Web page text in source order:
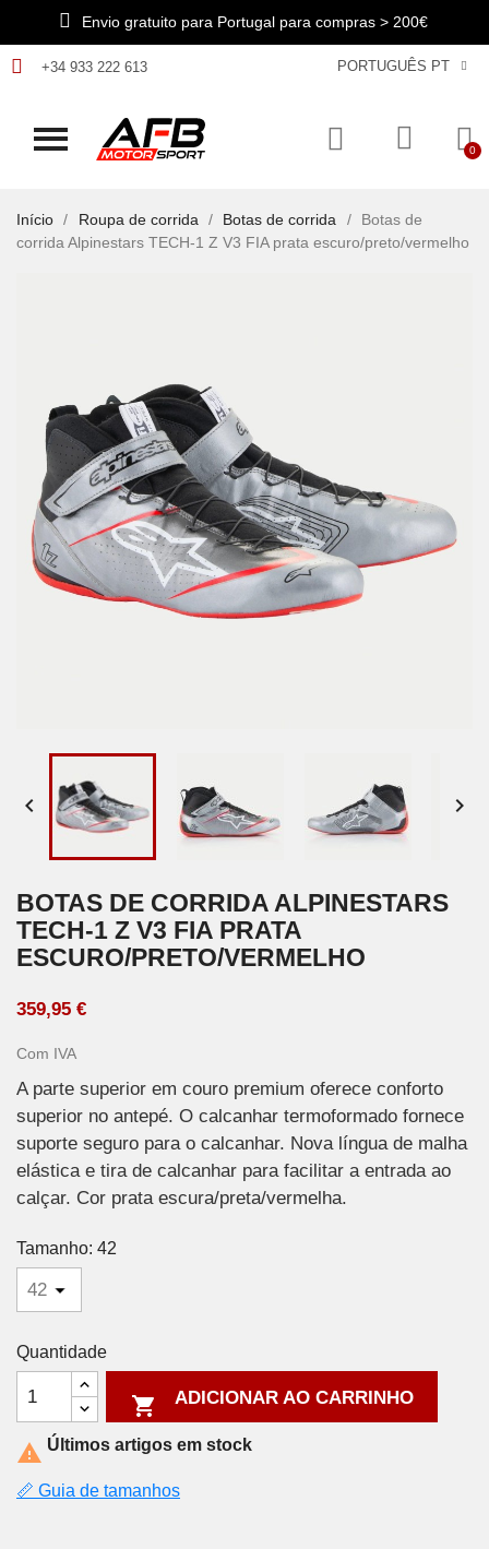
Envio gratuito para Portugal para compras > 200€
+34 933 222 613 PORTUGUÊS PT
Início Roupa de corrida Botas de corrida
Botas de
corrida Alpinestars TECH-1 Z V3 FIA prata escuro/preto/vermelho
 
BOTAS DE CORRIDA ALPINESTARS
TECH-1 Z V3 FIA PRATA
ESCURO/PRETO/VERMELHO
359,95 €
Com IVA
A parte superior em couro premium oferece conforto
superior no antepé. O calcanhar termoformado fornece
suporte seguro para o calcanhar. Nova língua de malha
elástica e tira de calcanhar para facilitar a entrada ao
calçar. Cor prata escura/preta/vermelha.
Tamanho: 42
Quantidade
 ADICIONAR AO CARRINHO
 Últimos artigos em stock
📏 Guia de tamanhos